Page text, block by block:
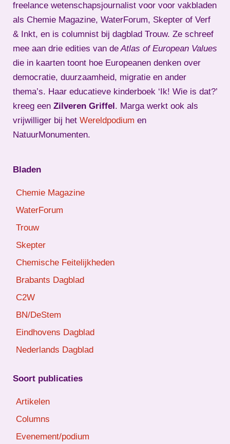
freelance wetenschapsjournalist voor voor vakbladen
als Chemie Magazine, WaterForum, Skepter of Verf
& Inkt, en is columnist bij dagblad Trouw. Ze schreef
mee aan drie edities van deAtlas of European Values
die in kaarten toont hoe Europeanen denken over
democratie, duurzaamheid, migratie en ander
thema’s. Haar educatieve kinderboek ‘Ik! Wie is dat?’
kreeg een Zilveren Griffel . Marga werkt ook als
vrijwilliger bij het Wereldpodium en
NatuurMonumenten.
Bladen
Chemie Magazine
WaterForum
Trouw
Skepter
Chemische Feitelijkheden
Brabants Dagblad
C2W
BN/DeStem
Eindhovens Dagblad
Nederlands Dagblad
Soort publicaties
Artikelen
Columns
Evenement/podium